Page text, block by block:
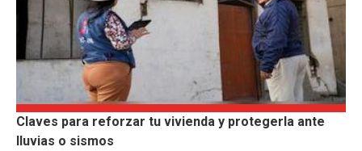
Claves para reforzar tu vivienda y protegerla ante
lluvias o sismos